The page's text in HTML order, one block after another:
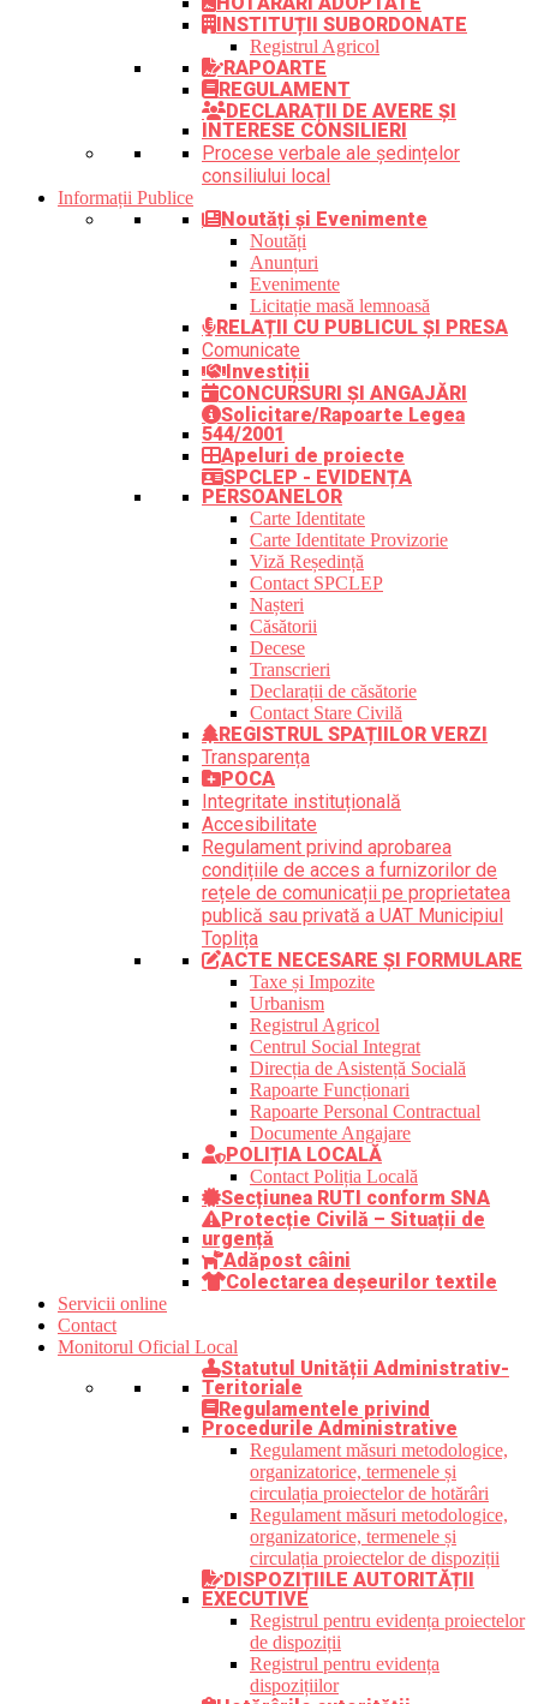
INSTITUȚII SUBORDONATE
Registrul Agricol
RAPOARTE
REGULAMENT
DECLARAȚII DE AVERE ȘI
INTERESE CONSILIERI
Procese verbale ale ședințelor
consiliului local
Informații Publice
Noutăți și Evenimente
Noutăți
Anunțuri
Evenimente
Licitație masă lemnoasă
RELAȚII CU PUBLICUL ȘI PRESA
Comunicate
Investiții
CONCURSURI ȘI ANGAJĂRI
Solicitare/Rapoarte Legea
544/2001
Apeluri de proiecte
SPCLEP - EVIDENȚA
PERSOANELOR
Carte Identitate
Carte Identitate Provizorie
Viză Reședință
Contact SPCLEP
Nașteri
Căsătorii
Decese
Transcrieri
Declarații de căsătorie
Contact Stare Civilă
REGISTRUL SPAȚIILOR VERZI
Transparența
POCA
Integritate instituțională
Accesibilitate
Regulament privind aprobarea
condițiile de acces a furnizorilor de
rețele de comunicații pe proprietatea
publică sau privată a UAT Municipiul
Toplița
ACTE NECESARE ȘI FORMULARE
Taxe și Impozite
Urbanism
Registrul Agricol
Centrul Social Integrat
Direcția de Asistență Socială
Rapoarte Funcționari
Rapoarte Personal Contractual
Documente Angajare
POLIȚIA LOCALĂ
Contact Poliția Locală
Secțiunea RUTI conform SNA
Protecție Civilă – Situații de
urgență
Adăpost câini
Colectarea deșeurilor textile
Servicii online
Contact
Monitorul Oficial Local
Statutul Unității Administrativ-
Teritoriale
Regulamentele privind
Procedurile Administrative
Regulament măsuri metodologice,
organizatorice, termenele și
circulația proiectelor de hotărâri
Regulament măsuri metodologice,
organizatorice, termenele și
circulația proiectelor de dispoziții
DISPOZIȚIILE AUTORITĂȚII
EXECUTIVE
Registrul pentru evidența proiectelor
de dispoziții
Registrul pentru evidența
dispozițiilor